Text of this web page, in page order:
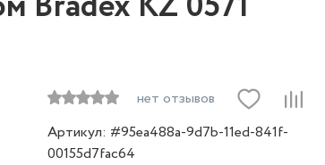
нет отзывов
Артикул: #95ea488a-9d7b-11ed-841f-
00155d7fac64